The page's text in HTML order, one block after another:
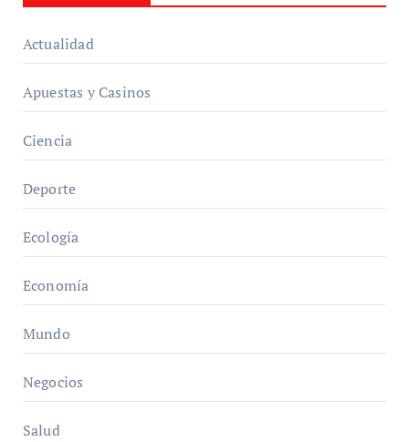
Actualidad
Apuestas y Casinos
Ciencia
Deporte
Ecología
Economía
Mundo
Negocios
Salud